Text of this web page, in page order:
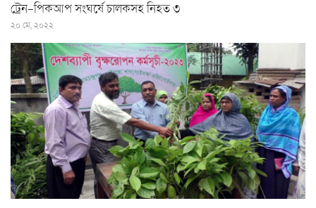
ট্রেন-পিকআপ সংঘর্ষে চালকসহ নিহত ৩
২০ মে, ২০২২